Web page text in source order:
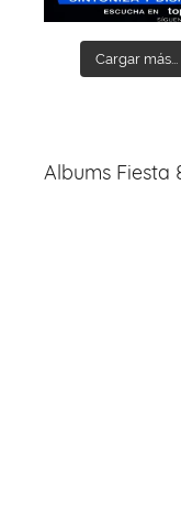
Cargar más...
Albums Fiesta